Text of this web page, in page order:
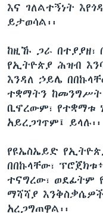
እና ገለልተኝነት
ይታወሳል፡፡
ከዚኹ ጋራ በተያያዘ፣
የኢትዮጵያ ሕዝብ
እንዳለ ኃይሌ
ተቋማትን ከመንግሥት
ቢኖረውም፣ የተቋማቱ
አይረጋገጥም፤ ይላሉ፡፡
የዩኤስኤይድ
በበኩላቸው፣
ተናግረው፣ ወደፊትም
ማሻሻያ
አረጋግጠዋል፡፡